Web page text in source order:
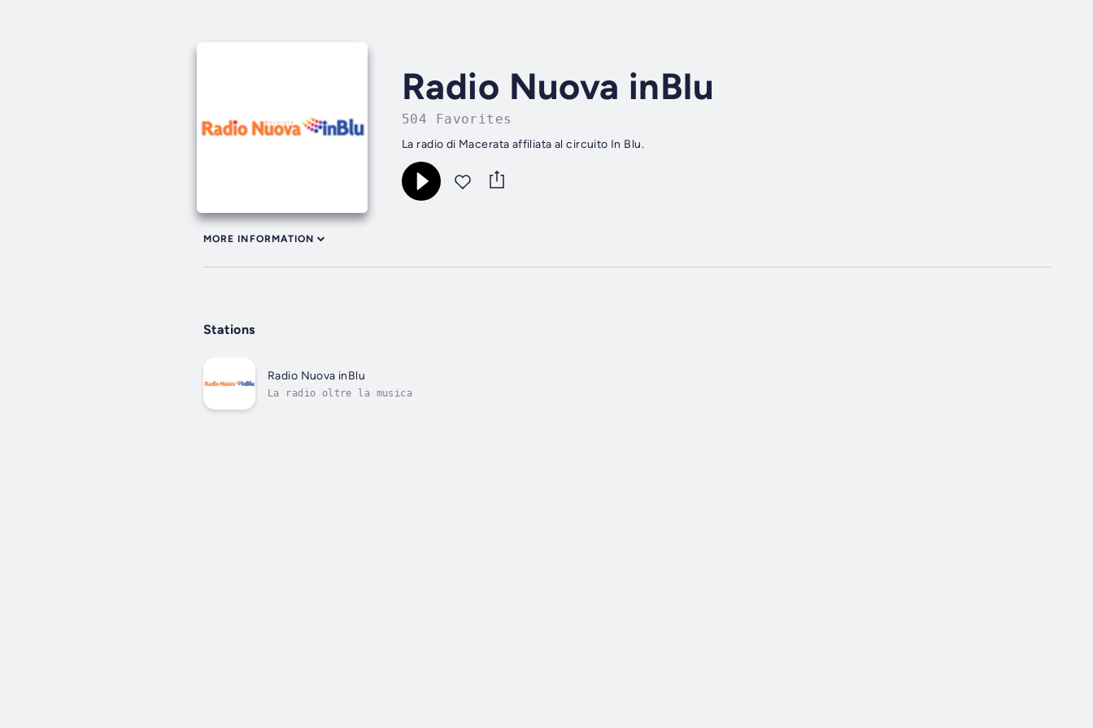
Radio Nuova inBlu
504 Favorites
La radio di Macerata affiliata al circuito In Blu.
MORE INFORMATION
Stations
Radio Nuova inBlu
La radio oltre la musica